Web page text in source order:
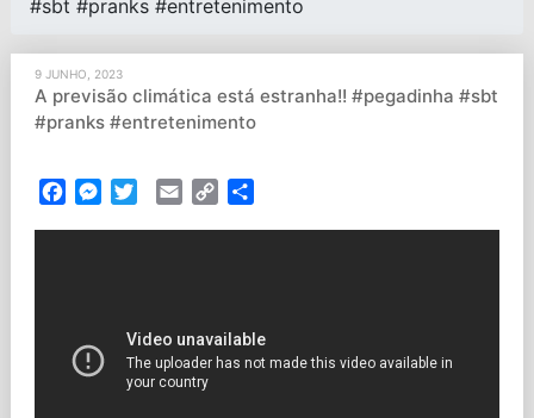
#sbt #pranks #entretenimento
9 JUNHO, 2023
A previsão climática está estranha!! #pegadinha #sbt
#pranks #entretenimento
FacebookMessenger
TwitterEmail Copy